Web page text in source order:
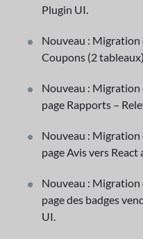
Plugin UI.
Nouveau : Migration
Coupons (2
Nouveau : Migration
page Rapports –
Nouveau : Migration
page Avis vers React
Nouveau : Migration
page des badges
UI.